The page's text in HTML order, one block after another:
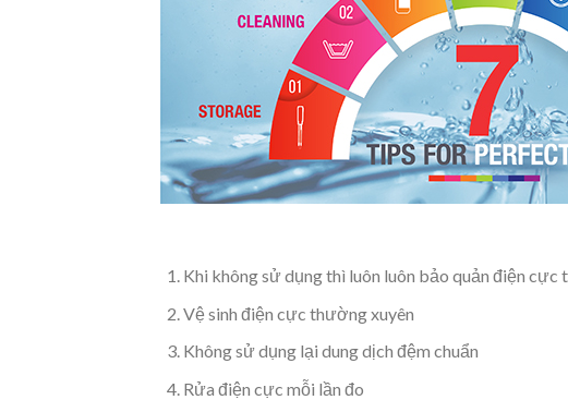
Khi không sử dụng thì luôn luôn bảo quản điện cực
Vệ sinh điện cực thường xuyên
Không sử dụng lại dung dịch đệm chuẩn
Rửa điện cực mỗi lần đo